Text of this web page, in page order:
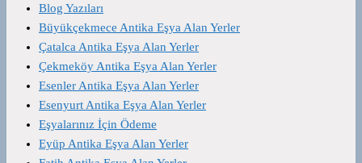
Blog Yazıları
Büyükçekmece Antika Eşya Alan Yerler
Çatalca Antika Eşya Alan Yerler
Çekmeköy Antika Eşya Alan Yerler
Esenler Antika Eşya Alan Yerler
Esenyurt Antika Eşya Alan Yerler
Eşyalarınız İçin Ödeme
Eyüp Antika Eşya Alan Yerler